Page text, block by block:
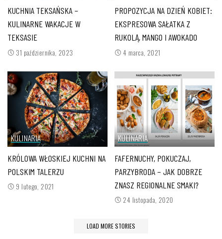
KUCHNIA TEKSAŃSKA –
KULINARNE WAKACJE W
TEKSASIE
31 października, 2023
PROPOZYCJA NA DZIEŃ KOBIET:
EKSPRESOWA SAŁATKA Z
RUKOLĄ, MANGO I AWOKADO
4 marca, 2021
KULINARIA
KRÓLOWA WŁOSKIEJ KUCHNI NA
POLSKIM TALERZU
9 lutego, 2021
KULINARIA
FAFERNUCHY, POKUCZAJ,
PARZYBRODA – JAK DOBRZE
ZNASZ REGIONALNE SMAKI?
24 listopada, 2020
LOAD MORE STORIES